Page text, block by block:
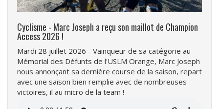
Cyclisme - Marc Joseph a reçu son maillot de Champion
Access 2026 !
Mardi 28 juillet 2026 - Vainqueur de sa catégorie au
Mémorial des Défunts de l'USLM Orange, Marc Joseph
nous annonçant sa dernière course de la saison, repart
avec une saison bien remplie avec de nombreuses
victoires, il au micro de la team !